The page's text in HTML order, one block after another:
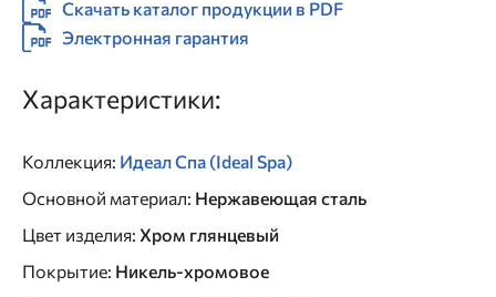
Скачать каталог продукции в PDF
Электронная гарантия
Характеристики:
Коллекция: Идеал Спа (Ideal Spa)
Основной материал: Нержавеющая сталь
Цвет изделия: Хром глянцевый
Покрытие: Никель-хромовое